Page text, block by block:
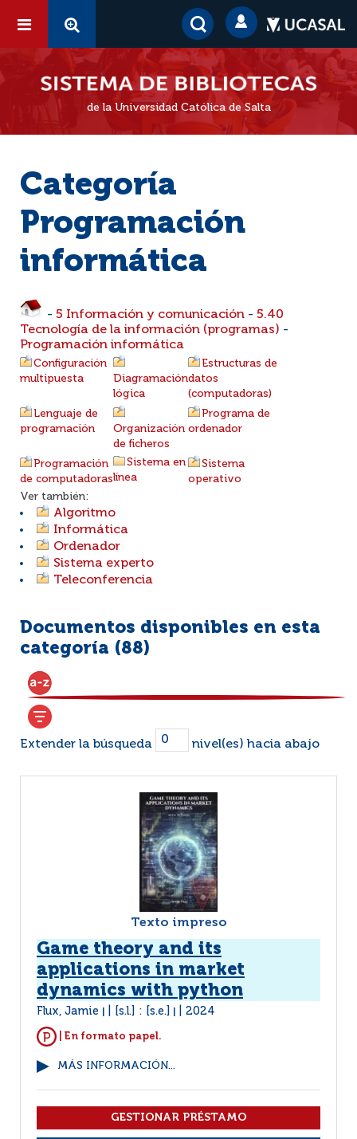
de la Universidad Católica de Salta
Categoría
Programación
informática
- 5 Información y comunicación - 5.40
Tecnología de la información (programas) -
Programación informática
Configuración
multipuesta
Diagramación
lógica
Estructuras de
datos
(computadoras)
Lenguaje de
programación
Organización
de ficheros
Programa de
ordenador
Programación
de computadoras
Sistema en
línea
Sistema
operativo
Ver también:
Algoritmo
Informática
Ordenador
Sistema experto
Teleconferencia
Documentos disponibles en esta
categoría (88)
Extender la búsqueda nivel(es) hacia abajo
Texto impreso
Game theory and its
applications in market
dynamics with python
Flux, Jamie [s.l.] : [s.e.] 2024
| En formato papel.
MÁS INFORMACIÓN...